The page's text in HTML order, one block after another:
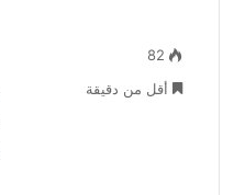
82
أقل من دقيقة